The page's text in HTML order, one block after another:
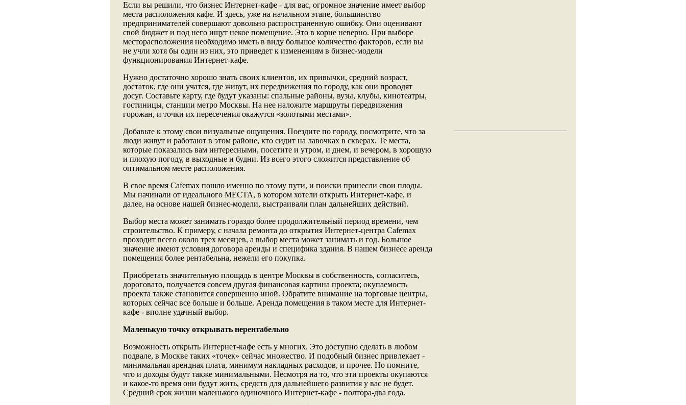
Если вы решили, что бизнес Интернет-кафе - для вас, огромное значение имеет выбор
места расположения кафе. И здесь, уже на начальном этапе, большинство
предпринимателей совершают довольно распространенную ошибку. Они оценивают
свой бюджет и под него ищут некое помещение. Это в корне неверно. При выборе
месторасположения необходимо иметь в виду большое количество факторов, если вы
не учли хотя бы один из них, это приведет к изменениям в бизнес-модели
функционирования Интернет-кафе.
Нужно достаточно хорошо знать своих клиентов, их привычки, средний возраст,
достаток, где они учатся, где живут, их передвижения по городу, как они проводят
досуг. Составьте карту, где будут указаны: спальные районы, вузы, клубы, кинотеатры,
гостиницы, станции метро Москвы. На нее наложите маршруты передвижения
горожан, и точки их пересечения окажутся «золотыми местами».
Добавьте к этому свои визуальные ощущения. Поездите по городу, посмотрите, что за
люди живут и работают в этом районе, кто сидит на лавочках в скверах. Те места,
которые показались вам интересными, посетите и утром, и днем, и вечером, в хорошую
и плохую погоду, в выходные и будни. Из всего этого сложится представление об
оптимальном месте расположения.
В свое время Cafemax пошло именно по этому пути, и поиски принесли свои плоды.
Мы начинали от идеального МЕСТА, в котором хотели открыть Интернет-кафе, и
далее, на основе нашей бизнес-модели, выстраивали план дальнейших действий.
Выбор места может занимать гораздо более продолжительный период времени, чем
строительство. К примеру, с начала ремонта до открытия Интернет-центра Cafemax
проходит всего около трех месяцев, а выбор места может занимать и год. Большое
значение имеют условия договора аренды и специфика здания. В нашем бизнесе аренда
помещения более рентабельна, нежели его покупка.
Приобретать значительную площадь в центре Москвы в собственность, согласитесь,
дороговато, получается совсем другая финансовая картина проекта; окупаемость
проекта также становится совершенно иной. Обратите внимание на торговые центры,
которых сейчас все больше и больше. Аренда помещения в таком месте для Интернет-
кафе - вполне удачный выбор.
Маленькую точку открывать нерентабельно
Возможность открыть Интернет-кафе есть у многих. Это доступно сделать в любом
подвале, в Москве таких «точек» сейчас множество. И подобный бизнес привлекает -
минимальная арендная плата, минимум накладных расходов, и прочее. Но помните,
что и доходы будут также минимальными. Несмотря на то, что эти проекты окупаются
и какое-то время они будут жить, средств для дальнейшего развития у вас не будет.
Средний срок жизни маленького одиночного Интернет-кафе - полтора-два года.